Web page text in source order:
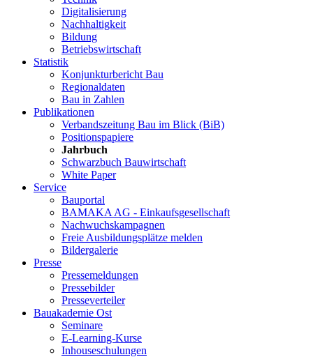
Digitalisierung
Nachhaltigkeit
Bildung
Betriebswirtschaft
Statistik
Konjunkturbericht Bau
Regionaldaten
Bau in Zahlen
Publikationen
Verbandszeitung Bau im Blick (BiB)
Positionspapiere
Jahrbuch
Schwarzbuch Bauwirtschaft
White Paper
Service
Bauportal
BAMAKA AG - Einkaufsgesellschaft
Nachwuchskampagnen
Freie Ausbildungsplätze melden
Bildergalerie
Presse
Pressemeldungen
Pressebilder
Presseverteiler
Bauakademie Ost
Seminare
E-Learning-Kurse
Inhouseschulungen